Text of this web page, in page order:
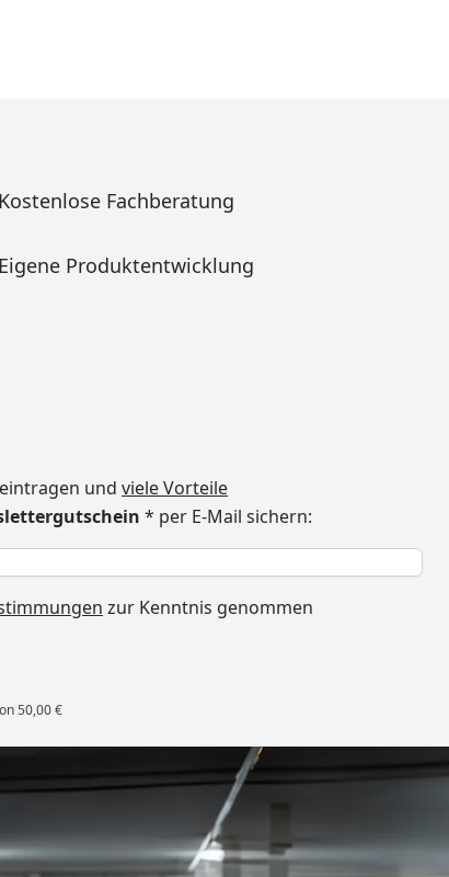
Kostenlose Fachberatung
Eigene Produktentwicklung
und viele Vorteile
* per E-Mail sichern:
zur Kenntnis genommen
50,00 €